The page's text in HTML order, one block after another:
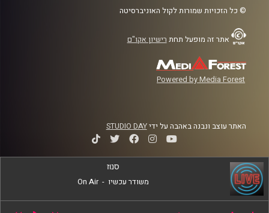
© כל הזכויות שמורות לקול האוניברסיטה
אתר זה מופעל תחת רישיון אקו"ם
Powered by Media Forest
האתר עוצב ונבנה באהבה על ידיSTUDIO DAY
סנוז
משודר עכשיו -
On Air